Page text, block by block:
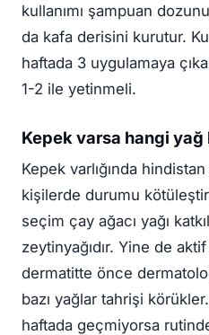
kullanımı şampuan
da kafa derisini kurutur.
haftada 3 uygulamaya
1-2 ile yetinmeli.
Kepek varsa hangi yağ
Kepek varlığında
kişilerde durumu
seçim çay ağacı yağı
zeytinyağıdır. Yine de
dermatitte önce
bazı yağlar tahrişi
haftada geçmiyorsa